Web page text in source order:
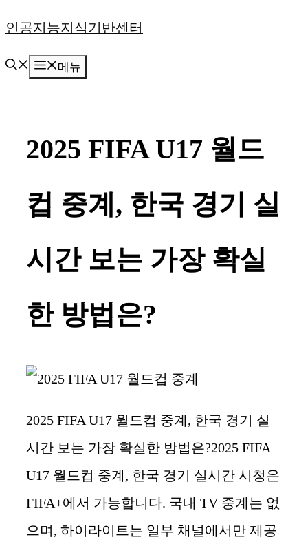
컨
인공지능지식기반센터
메뉴
2025 FIFA U17 월드
컵 중계, 한국 경기 실
시간 보는 가장 확실
한 방법은?
2025 FIFA U17 월드컵 중계, 한국 경기 실
시간 보는 가장 확실한 방법은?2025 FIFA
U17 월드컵 중계, 한국 경기 실시간 시청은
FIFA+에서 가능합니다. 국내 TV 중계는 없
으며, 하이라이트는 일부 채널에서만 제공